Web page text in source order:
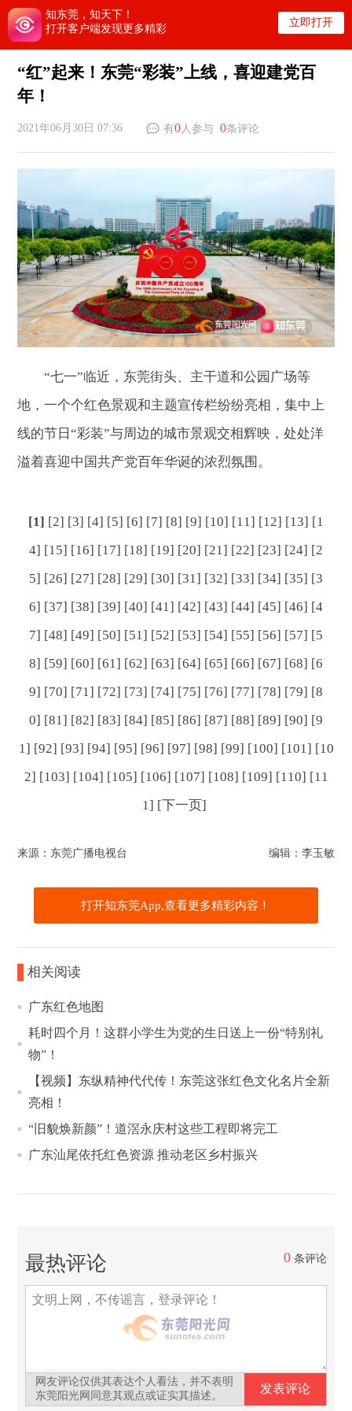
知东莞，知天下！
打开客户端发现更多精彩
立即打开
“红”起来！东莞“彩装”上线，喜迎建党百
年！
2021年06月30日 07:36 有0人参与0条评论
“七一”临近，东莞街头、主干道和公园广场等
地，一个个红色景观和主题宣传栏纷纷亮相，集中上
线的节日“彩装”与周边的城市景观交相辉映，处处洋
溢着喜迎中国共产党百年华诞的浓烈氛围。
[1] [2] [3] [4] [5] [6] [7] [8] [9] [10] [11] [12] [13] [1
4] [15] [16] [17] [18] [19] [20] [21] [22] [23] [24] [2
5] [26] [27] [28] [29] [30] [31] [32] [33] [34] [35] [3
6] [37] [38] [39] [40] [41] [42] [43] [44] [45] [46] [4
7] [48] [49] [50] [51] [52] [53] [54] [55] [56] [57] [5
8] [59] [60] [61] [62] [63] [64] [65] [66] [67] [68] [6
9] [70] [71] [72] [73] [74] [75] [76] [77] [78] [79] [8
0] [81] [82] [83] [84] [85] [86] [87] [88] [89] [90] [9
1] [92] [93] [94] [95] [96] [97] [98] [99] [100] [101] [10
2] [103] [104] [105] [106] [107] [108] [109] [110] [11
1] [下一页]
来源：东莞广播电视台 编辑：李玉敏
打开知东莞App,查看更多精彩内容！
相关阅读
广东红色地图
耗时四个月！这群小学生为党的生日送上一份“特别礼
物”！
【视频】东纵精神代代传！东莞这张红色文化名片全新
亮相！
“旧貌焕新颜”！道滘永庆村这些工程即将完工
广东汕尾依托红色资源 推动老区乡村振兴
最热评论 0 条评论
网友评论仅供其表达个人看法，并不表明
东莞阳光网同意其观点或证实其描述。